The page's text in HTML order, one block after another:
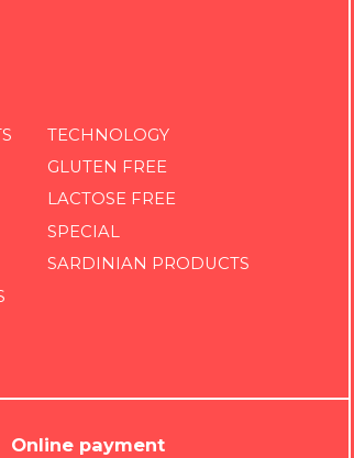
TECHNOLOGY
GLUTEN FREE
LACTOSE FREE
SPECIAL
SARDINIAN PRODUCTS
Online payment